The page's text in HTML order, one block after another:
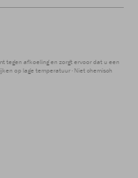
tegen afkoeling en zorgt ervoor dat u een
op lage temperatuur Niet chemisch